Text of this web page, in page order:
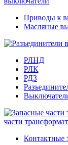
Приводы к
Масляные
РЛНД
РЛК
РДЗ
части
Контактные